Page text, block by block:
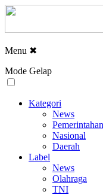
Menu ✖
Mode Gelap
Kategori
News
Pemerintahan
Nasional
Daerah
Label
News
Olahraga
TNI